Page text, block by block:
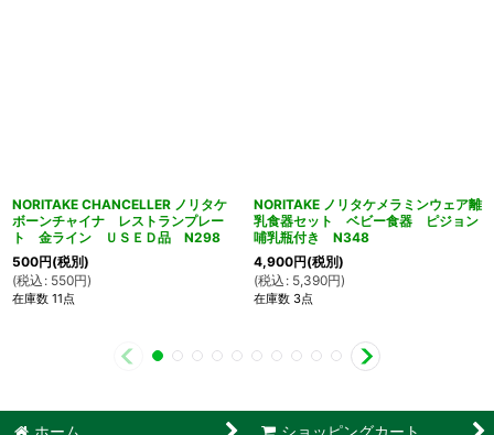
NORITAKE CHANCELLER ノリタケ
ボーンチャイナ レストランプレー
ト 金ライン ＵＳＥＤ品 N298
500円(税別)
(税込 : 550円)
在庫数 11点
NORITAKE ノリタケメラミンウェア離
乳食器セット ベビー食器 ピジョン
哺乳瓶付き N348
4,900円(税別)
(税込 : 5,390円)
在庫数 3点